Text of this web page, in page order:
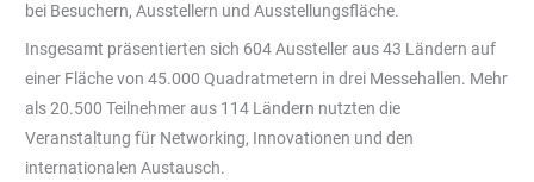
bei Besuchern, Ausstellern und Ausstellungsfläche.
Insgesamt präsentierten sich 604 Aussteller aus 43 Ländern auf
einer Fläche von 45.000 Quadratmetern in drei Messehallen. Mehr
als 20.500 Teilnehmer aus 114 Ländern nutzten die
Veranstaltung für Networking, Innovationen und den
internationalen Austausch.